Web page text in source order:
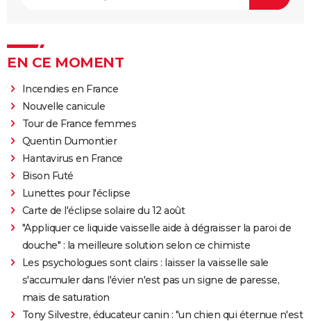
EN CE MOMENT
Incendies en France
Nouvelle canicule
Tour de France femmes
Quentin Dumontier
Hantavirus en France
Bison Futé
Lunettes pour l'éclipse
Carte de l'éclipse solaire du 12 août
"Appliquer ce liquide vaisselle aide à dégraisser la paroi de
douche" : la meilleure solution selon ce chimiste
Les psychologues sont clairs : laisser la vaisselle sale
s'accumuler dans l'évier n'est pas un signe de paresse,
mais de saturation
Tony Silvestre, éducateur canin : "un chien qui éternue n'est